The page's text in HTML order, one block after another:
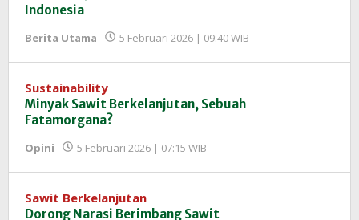
Indonesia
Berita Utama 5 Februari 2026 | 09:40 WIB
InfoSAWIT
Sustainability
Minyak Sawit Berkelanjutan, Sebuah
Fatamorgana?
Opini 5 Februari 2026 | 07:15 WIB
InfoSAWIT
Sawit Berkelanjutan
Dorong Narasi Berimbang Sawit